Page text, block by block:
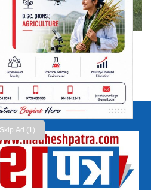
Skip Ad (1)
नाइट क्याम्पस, मन्त्री